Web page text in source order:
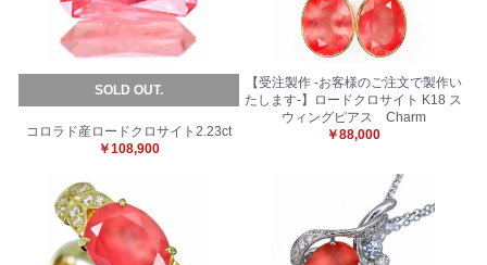
SOLD OUT.
コロラド産ロードクロサイト2.23ct
￥108,900
【受注製作 -お客様のご注文で製作い
たします-】ロードクロサイト K18 ス
ウィングピアス Charm
￥88,000